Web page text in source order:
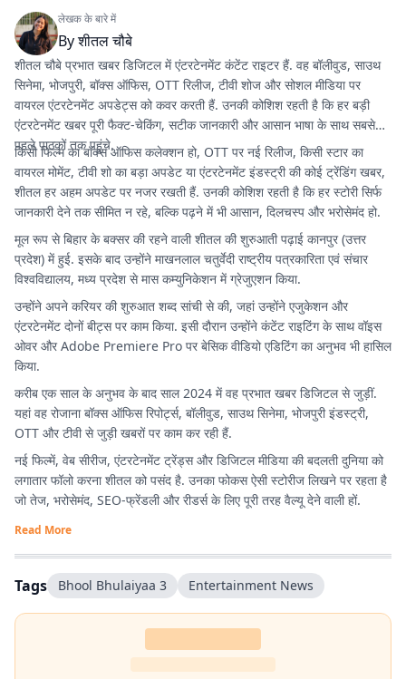
लेखक के बारे में
Byशीतल चौबे
शीतल चौबे प्रभात खबर डिजिटल में एंटरटेनमेंट कंटेंट राइटर हैं. वह बॉलीवुड, साउथ
सिनेमा, भोजपुरी, बॉक्स ऑफिस, OTT रिलीज, टीवी शोज और सोशल मीडिया पर
वायरल एंटरटेनमेंट अपडेट्स को कवर करती हैं. उनकी कोशिश रहती है कि हर बड़ी
एंटरटेनमेंट खबर पूरी फैक्ट-चेकिंग, सटीक जानकारी और आसान भाषा के साथ सबसे
पहले पाठकों तक पहुंचे.
किसी फिल्म का बॉक्स ऑफिस कलेक्शन हो, OTT पर नई रिलीज, किसी स्टार का
वायरल मोमेंट, टीवी शो का बड़ा अपडेट या एंटरटेनमेंट इंडस्ट्री की कोई ट्रेंडिंग खबर,
शीतल हर अहम अपडेट पर नजर रखती हैं. उनकी कोशिश रहती है कि हर स्टोरी सिर्फ
जानकारी देने तक सीमित न रहे, बल्कि पढ़ने में भी आसान, दिलचस्प और भरोसेमंद हो.
मूल रूप से बिहार के बक्सर की रहने वाली शीतल की शुरुआती पढ़ाई कानपुर (उत्तर
प्रदेश) में हुई. इसके बाद उन्होंने माखनलाल चतुर्वेदी राष्ट्रीय पत्रकारिता एवं संचार
विश्वविद्यालय, मध्य प्रदेश से मास कम्युनिकेशन में ग्रेजुएशन किया.
उन्होंने अपने करियर की शुरुआत शब्द सांची से की, जहां उन्होंने एजुकेशन और
एंटरटेनमेंट दोनों बीट्स पर काम किया. इसी दौरान उन्होंने कंटेंट राइटिंग के साथ वॉइस
ओवर और Adobe Premiere Pro पर बेसिक वीडियो एडिटिंग का अनुभव भी हासिल
किया.
करीब एक साल के अनुभव के बाद साल 2024 में वह प्रभात खबर डिजिटल से जुड़ीं.
यहां वह रोजाना बॉक्स ऑफिस रिपोर्ट्स, बॉलीवुड, साउथ सिनेमा, भोजपुरी इंडस्ट्री,
OTT और टीवी से जुड़ी खबरों पर काम कर रही हैं.
नई फिल्में, वेब सीरीज, एंटरटेनमेंट ट्रेंड्स और डिजिटल मीडिया की बदलती दुनिया को
लगातार फॉलो करना शीतल को पसंद है. उनका फोकस ऐसी स्टोरीज लिखने पर रहता है
जो तेज, भरोसेमंद, SEO-फ्रेंडली और रीडर्स के लिए पूरी तरह वैल्यू देने वाली हों.
Read More
Tags Bhool Bhulaiyaa 3 Entertainment News